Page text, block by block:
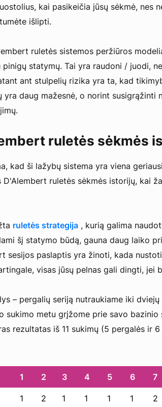
kai pasikeičia jūsų sėkmė, nes
išlipti.
ruletės sistemos peržiūros
statymų. Tai yra raudoni / juodi,
ant stulpelių rizika yra ta, kad
yra daug mažesnė, o norint susigrąžinti
ruletės sėkmės
kad ši lažybų sistema yra viena
D'Alembert ruletės sėkmės istorijų, kai
ruletės strategija, kurią galima
šį statymo būdą, gauna daug laiko
sesijos paslaptis yra žinoti, kada
visas jūsų pelnas gali dingti, jei
– pergalių seriją nutraukiame iki
sukimo metu grįžome prie savo
rezultatas iš 11 sukimų (5 pergalės ir
1 2 3 4 5 6 7
1 2 1 1 1 1 2